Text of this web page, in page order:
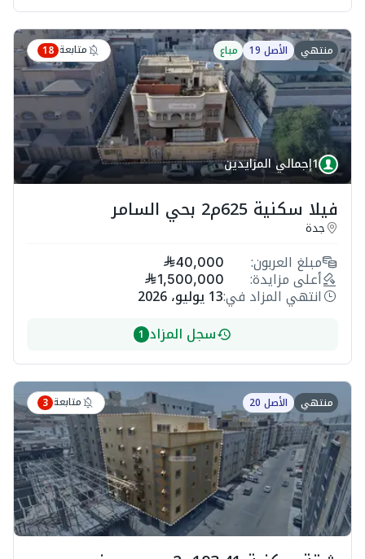
منتهي الأصل 19 مباع متابعة 18
1إجمالي المزايدين
فيلا سكنية 625م2 بحي السامر
جدة
مبلغ العربون: 40,000
أعلى مزايدة: 1,500,000
انتهي المزاد في:13 يوليو، 2026
سجل المزاد 1
منتهي الأصل 20 متابعة 3